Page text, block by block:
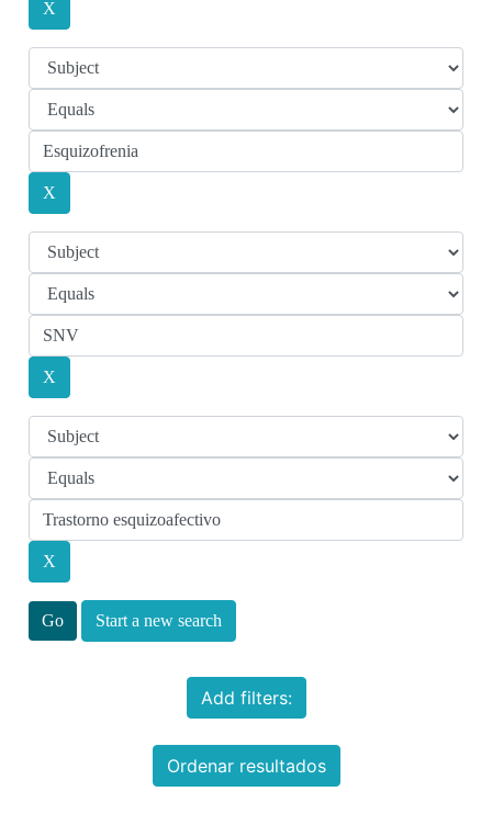
Start a new search
Add filters:
Ordenar resultados